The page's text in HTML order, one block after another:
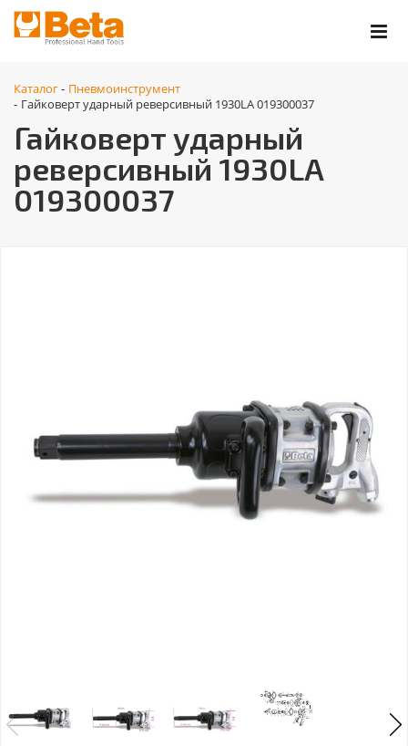
Каталог - Пневмоинструмент
- Гайковерт ударный реверсивный 1930LA 019300037
Гайковерт ударный
реверсивный 1930LA
019300037